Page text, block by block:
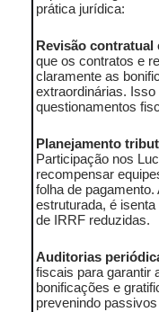
prática jurídica:
Revisão contratual
que os contratos e
claramente as
extraordinárias.
questionamentos
Planejamento
Participação nos
recompensar
folha de
estruturada, é
de IRRF reduzidas.
Auditorias
fiscais para garantir
bonificações e
prevenindo